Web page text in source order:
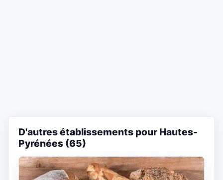
D'autres établissements pour Hautes-
Pyrénées (65)